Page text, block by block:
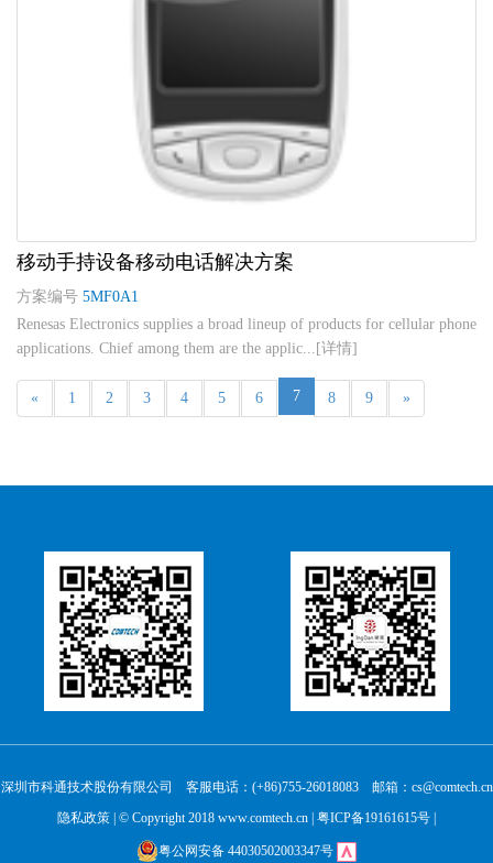
移动手持设备移动电话解决方案
方案编号 5MF0A1
Renesas Electronics supplies a broad lineup of products for cellular phone
applications. Chief among them are the applic...[详情]
« 1 2 3 4 5 6 7 8 9 »
深圳市科通技术股份有限公司 客服电话：(+86)755-26018083 邮箱：cs@comtech.cn
隐私政策 | © Copyright 2018 www.comtech.cn | 粤ICP备19161615号
粤公网安备 44030502003347号